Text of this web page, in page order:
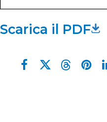
Scarica il PDF